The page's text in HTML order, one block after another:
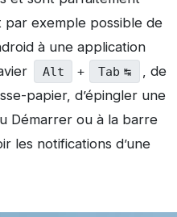
par exemple possible de
à une application
Alt + Tab ↹
, de
papier, d’épingler une
Démarrer ou à la barre
les notifications d’une